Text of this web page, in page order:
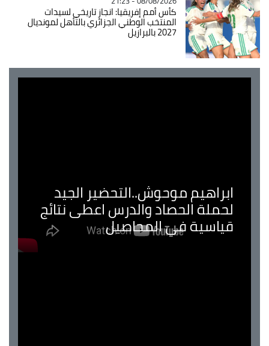
كأس أمم إفريقيا: انجاز تاريخي لسيدات
المنتخب الوطني الجزائري بالتأهل لمونديال
2027 بالبرازيل
ابراهيم موحوش..التحضير الجيد
لحملة الحصاد والدرس اعطى نتائج
قياسية في المحاصيل